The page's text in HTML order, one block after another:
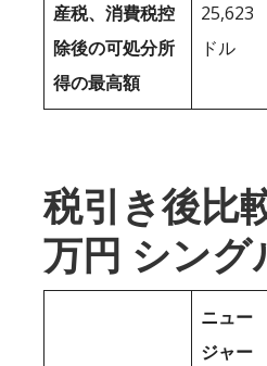
産税、消費税控
除後の可処分所
得の最高額
25,623
ドル
税引き後比
万円 シング
ニュー
ジャー